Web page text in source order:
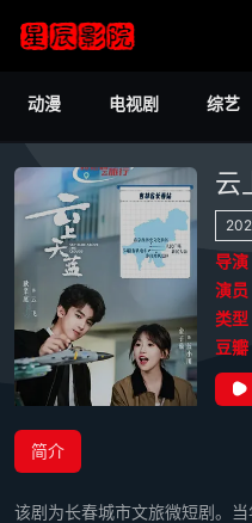
动漫 电视剧 综艺
云
导演
演员
类型
豆瓣
简介
该剧为长春城市文旅微短剧。